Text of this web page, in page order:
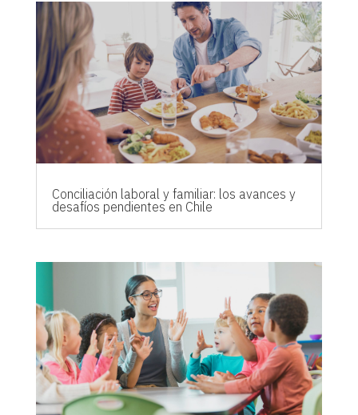
Conciliación laboral y familiar: los avances y
desafíos pendientes en Chile